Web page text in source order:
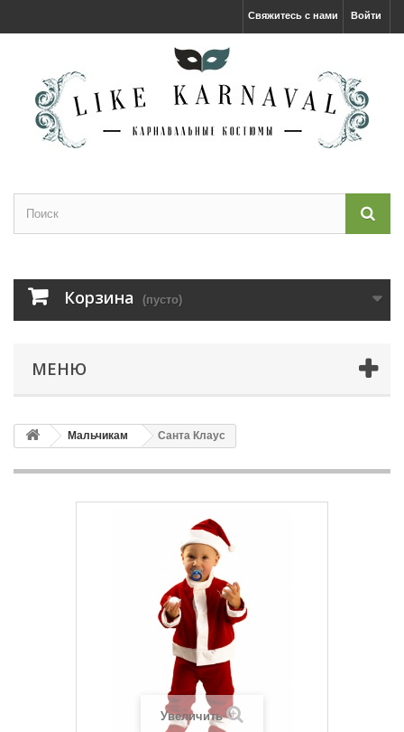
Войти
Свяжитесь с нами
Корзина (пусто)
МЕНЮ
Мальчикам Санта Клаус
Увеличить